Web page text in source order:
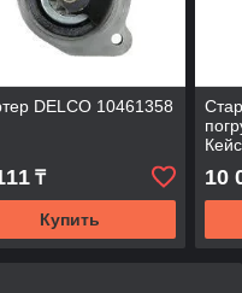
DELCO 10461358
₸
Купить
10